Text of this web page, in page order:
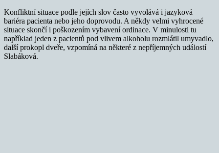
Konfliktní situace podle jejích slov často vyvolává i jazyková
bariéra pacienta nebo jeho doprovodu. A někdy velmi vyhrocené
situace skončí i poškozením vybavení ordinace. V minulosti tu
například jeden z pacientů pod vlivem alkoholu rozmlátil umyvadlo,
další prokopl dveře, vzpomíná na některé z nepříjemných událostí
Slabáková.